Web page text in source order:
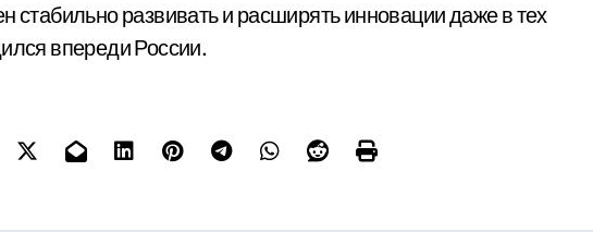
стабильно развивать и расширять инновации даже в тех
впереди России.